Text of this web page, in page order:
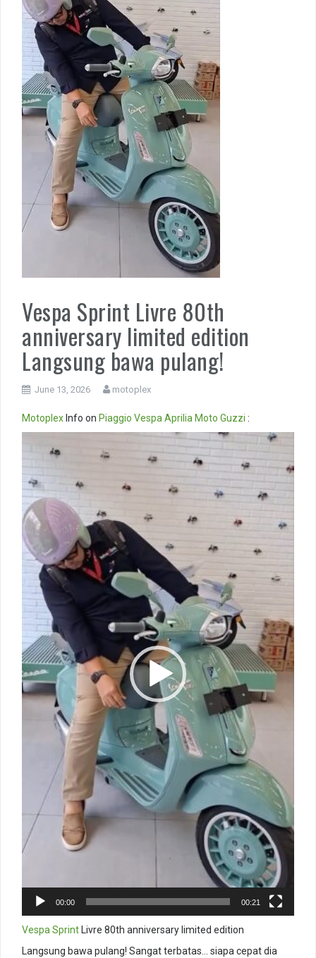
Vespa Sprint Livre 80th
anniversary limited edition
Langsung bawa pulang!
June 13, 2026 motoplex
Motoplex Info on Piaggio Vespa Aprilia Moto Guzzi :
00:00 00:21
Vespa Sprint Livre 80th anniversary limited edition
Langsung bawa pulang! Sangat terbatas… siapa cepat dia